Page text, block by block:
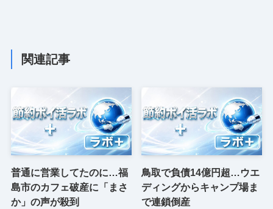
関連記事
普通に営業してたのに…福
島市のカフェ破産に「まさ
か」の声が殺到
鳥取で負債14億円超…ウエ
ディングからキャンプ場ま
で連鎖倒産